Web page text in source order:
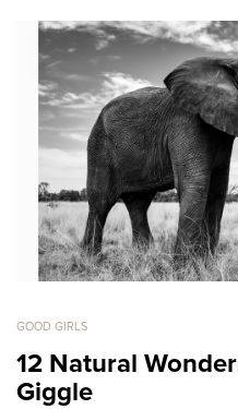
GOOD GIRLS
12 Natural
Giggle